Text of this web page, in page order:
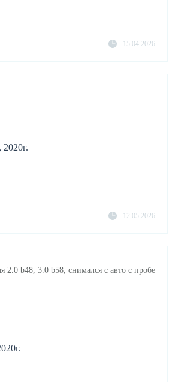
15.04.2026
12.05.2026
2.0 b48, 3.0 b58, снимался с авто с пробе